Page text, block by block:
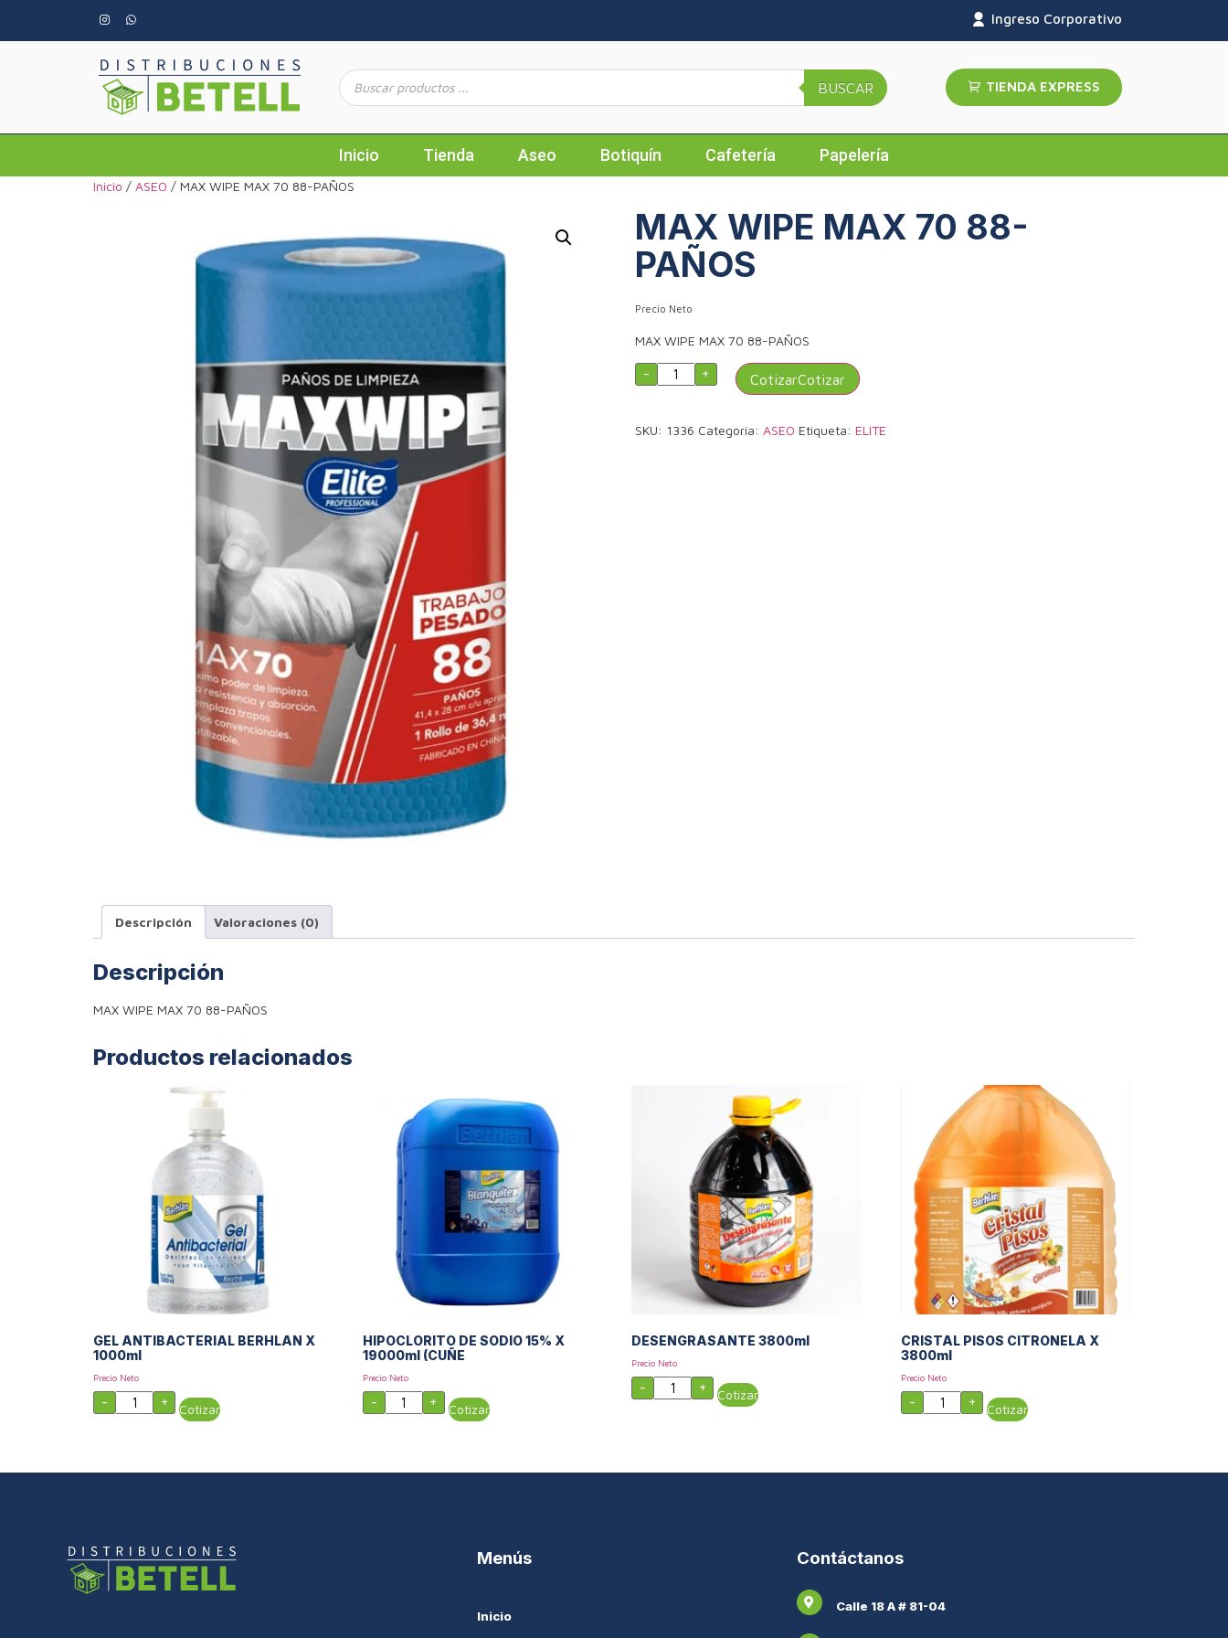
Ingreso Corporativo
BUSCAR TIENDA EXPRESS
Inicio Tienda Aseo Botiquín Cafetería Papelería
Inicio / ASEO / MAX WIPE MAX 70 88-PAÑOS
MAX WIPE MAX 70 88-
PAÑOS
Precio Neto
MAX WIPE MAX 70 88-PAÑOS
- + Cotizar
SKU: 1336 Categoría: ASEO Etiqueta: ELITE
Descripción Valoraciones (0)
Descripción
MAX WIPE MAX 70 88-PAÑOS
Productos relacionados
GEL ANTIBACTERIAL BERHLAN X
1000ml
Precio Neto
- + Cotizar
HIPOCLORITO DE SODIO 15% X
19000ml (CUÑE
Precio Neto
- + Cotizar
DESENGRASANTE 3800ml
Precio Neto
- + Cotizar
CRISTAL PISOS CITRONELA X
3800ml
Precio Neto
- + Cotizar
Menús
Inicio
Contáctanos
Calle 18 A # 81-04